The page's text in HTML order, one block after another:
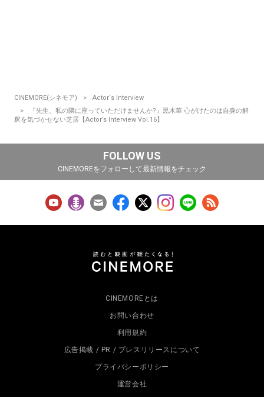
CINEMORE(シネモア)
Actor‘s Interview
『先生、私の隣に座っていただけませんか?』黒木華 心がけたのは自身の解
釈を気づかせない芝居【Actor’s Interview Vol.16】
FOLLOW US
CINEMOREをフォローして最新情報をチェック
CINEMOREとは
お問い合わせ
利用規約
広告掲載 / PR / プレスリリースについて
プライバシーポリシー
運営会社